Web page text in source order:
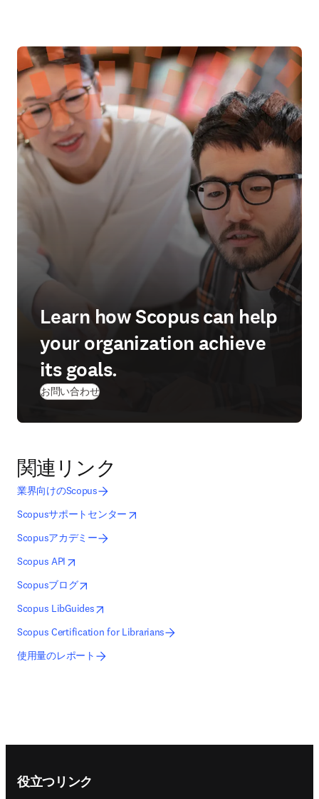
Learn how Scopus can help
your organization achieve
its goals.
お問い合わせ
関連リンク
業界向けのScopus
Scopusサポートセンター 新しいタブ／ウィンドウで開く
opens in new tab/window
Scopusアカデミー
Scopus API 新しいタブ／ウィンドウで開く
opens in new tab/window
Scopusブログ新しいタブ／ウィンドウで開く
opens in new tab/window
Scopus LibGuides新しいタブ／ウィンドウで開く
opens in new tab/window
Scopus Certification for Librarians
使用量のレポート
役立つリンク